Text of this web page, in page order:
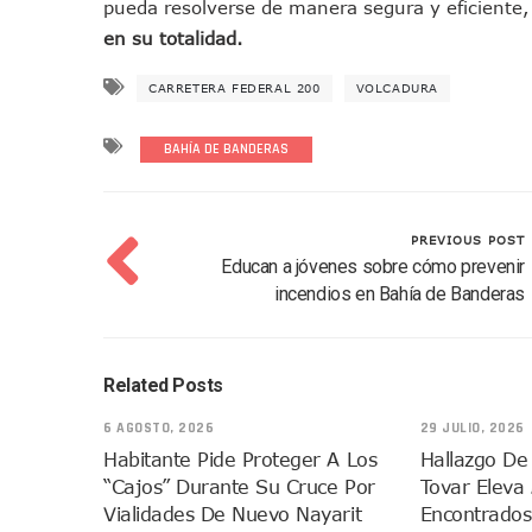
Entregan Aparato Auditivo
Huracán En Formación
Detienen A Cuatro
Bruno Blancas Convoca A
CUCosta E IMSS Nayarit
Videos De Presunto
Playa Las Cocinas: Retiran
pueda resolverse de manera segura y eficiente,
en su totalidad.
CARRETERA FEDERAL 200 VOLCADURA
BAHÍA DE BANDERAS
PREVIOUS POST
Educan a jóvenes sobre cómo prevenir
incendios en Bahía de Banderas
Related Posts
6 AGOSTO, 2026
Habitante Pide Proteger A Los
“cajos” Durante Su Cruce Por
Vialidades De Nuevo Nayarit
29 JULIO, 2026
Hallazgo
Tovar Eleva